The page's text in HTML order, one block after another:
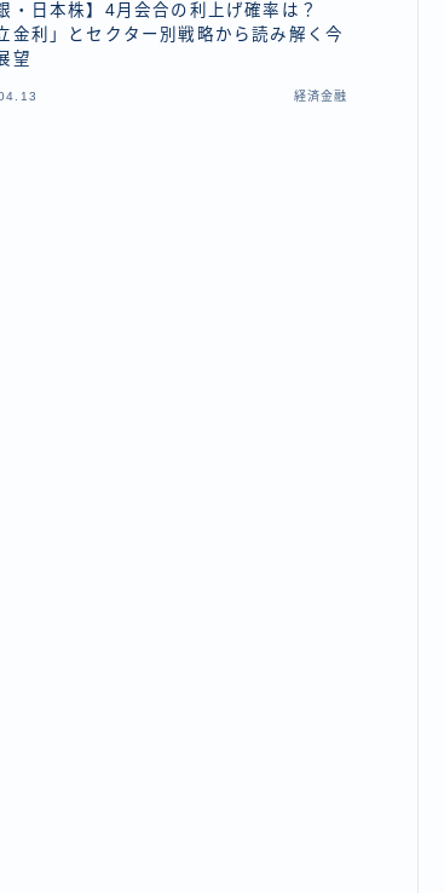
・日本株】4月会合の利上げ確率は？
金利」とセクター別戦略から読み解く今
望
経済金融